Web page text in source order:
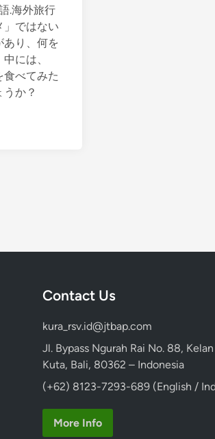
i
n
g
s
t
o
L
.海外旅行
」ではない
あり、何を
には、
食べてみた
か？
Contact Us
kura_rsv.id@jtbap.com
Jl. Bypass Ngurah Rai No. 88,
Kuta, Bali, 80362 – Indonesia
(+62) 8123-7293-689 (English /
More Info